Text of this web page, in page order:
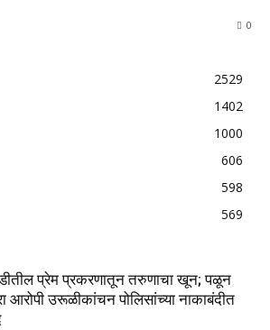
0
2529
1402
1000
606
598
569
प्रेम प्रकरणातून तरुणाचा खून; पळून
आरोपी उरूळीकांचन पोलिसांच्या नाकाबंदीत